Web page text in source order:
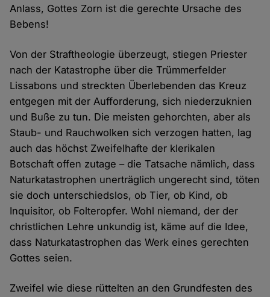
Anlass, Gottes Zorn ist die gerechte Ursache des
Bebens!
Von der Straftheologie überzeugt, stiegen Priester
nach der Katastrophe über die Trümmerfelder
Lissabons und streckten Überlebenden das Kreuz
entgegen mit der Aufforderung, sich niederzuknien
und Buße zu tun. Die meisten gehorchten, aber als
Staub- und Rauchwolken sich verzogen hatten, lag
auch das höchst Zweifelhafte der klerikalen
Botschaft offen zutage – die Tatsache nämlich, dass
Naturkatastrophen unerträglich ungerecht sind, töten
sie doch unterschiedslos, ob Tier, ob Kind, ob
Inquisitor, ob Folteropfer. Wohl niemand, der der
christlichen Lehre unkundig ist, käme auf die Idee,
dass Naturkatastrophen das Werk eines gerechten
Gottes seien.
Zweifel wie diese rüttelten an den Grundfesten des